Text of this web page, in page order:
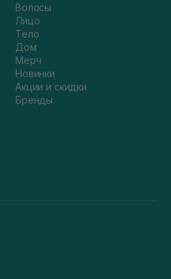
Волосы
Лицо
Тело
Дом
Мерч
Новинки
Акции и скидки
Бренды